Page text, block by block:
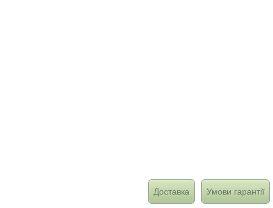
Доставка Умови гарантії